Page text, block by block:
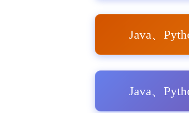
Java、
Java、